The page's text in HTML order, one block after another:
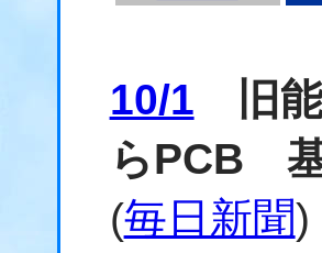
10/1 旧能
らPCB
(毎日新聞)